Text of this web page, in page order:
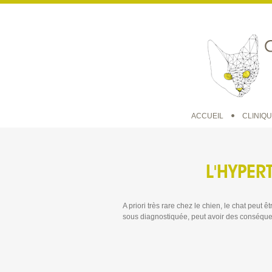
ACCUEIL
A priori très rare chez le chien, le chat peut
sous diagnostiquée, peut avoir des